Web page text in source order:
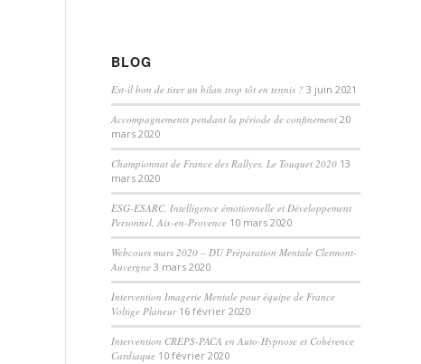
BLOG
Est-il bon de tirer un bilan trop tôt en tennis ? 3 juin 2021
Accompagnements pendant la période de confinement 20
mars 2020
Championnat de France des Rallyes, Le Touquet 2020 13
mars 2020
ESG-ESARC, Intelligence émotionnelle et Développement
Personnel, Aix-en-Provence 10 mars 2020
Webcours mars 2020 – DU Préparation Mentale Clermont-
Auvergne 3 mars 2020
Intervention Imagerie Mentale pour équipe de France
Voltige Planeur 16 février 2020
Intervention CREPS-PACA en Auto-Hypnose et Cohérence
Cardiaque 10 février 2020